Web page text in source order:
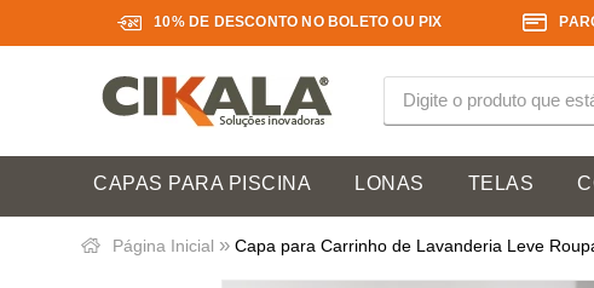
10% DE DESCONTO NO BOLETO OU PIX
CAPAS PARA PISCINA LONAS TELAS
Página Inicial » Capa para Carrinho de Lavanderia Leve